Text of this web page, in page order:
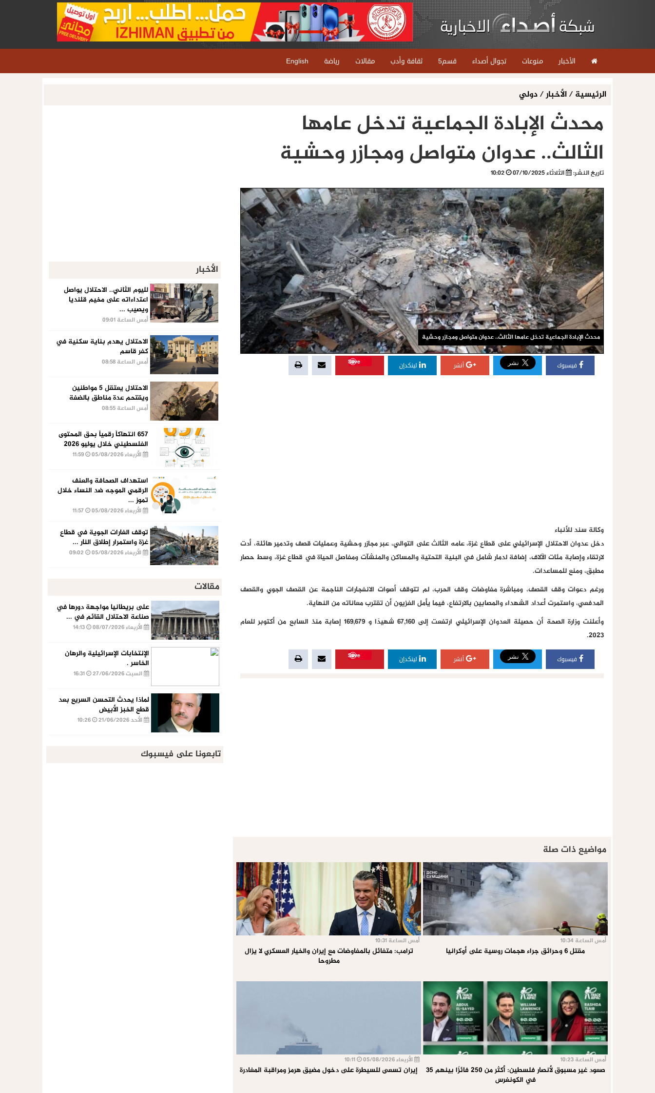
الأخبار منوعات تجوال أصداء قسم5 ثقافة وأدب مقالات رياضة English
الرئيسية/الأخبار/دولي
محدث الإبادة الجماعية تدخل عامها
الثالث.. عدوان متواصل ومجازر وحشية
تاريخ النشر: الثلاثاء 07/10/2025
محدث الإبادة الجماعية تدخل عامها الثالث.. عدوان متواصل ومجازر وحشية
فيسبوك أنشر لينكدإن
Save
وكالة سند للأنباء
دخل عدوان الاحتلال الإسرائيلي على قطاع غزة، عامه الثالث على التوالي، عبر مجازر وحشية وعمليات قصف وتدمير هائلة، أدت
لارتقاء وإصابة مئات الآلاف، إضافة لدمار شامل في البنية التحتية والمساكن والمنشآت ومفاصل الحياة في قطاع غزة، وسط حصار
مطبق، ومنع للمساعدات.
ورغم دعوات وقف القصف، ومباشرة مفاوضات وقف الحرب، لم تتوقف أصوات الانفجارات الناجمة عن القصف الجوي والقصف
المدفعي، واستمرت أعداد الشهداء والمصابين بالارتفاع، فيما يأمل الغزيون أن تقترب معاناته من النهاية.
وأعلنت وزارة الصحة أن حصيلة العدوان الإسرائيلي ارتفعت إلى 67,160 شهيدًا و 169,679 إصابة منذ السابع من أكتوبر للعام
2023.
فيسبوك أنشر لينكدإن
Save
مواضيع ذات صلة
أمس الساعة 10:34
مقتل 6 وحرائق جراء هجمات روسية على أوكرانيا
أمس الساعة 10:31
ترامب: متفائل بالمفاوضات مع إيران والخيار العسكري لا يزال
مطروحا
أمس الساعة 10:23
صعود غير مسبوق لأنصار فلسطين: أكثر من 250 فائزًا بينهم 35
في الكونغرس
الأربعاء 05/08/2026
إيران تسعى للسيطرة على دخول مضيق هرمز ومراقبة المغادرة
الأخبار
لليوم الثاني.. الاحتلال يواصل
اعتداءاته على مخيم قلنديا
ويصيب ...
أمس الساعة 09:01
الاحتلال يهدم بناية سكنية في
كفر قاسم
أمس الساعة 08:58
الاحتلال يعتقل 5 مواطنين
ويقتحم عدة مناطق بالضفة
أمس الساعة 08:55
657 انتهاكاً رقمياً بحق المحتوى
الفلسطيني خلال يوليو 2026
الأربعاء 05/08/2026
استهداف الصحافة والعنف
الرقمي الموجه ضد النساء خلال
تموز ...
الأربعاء 05/08/2026
توقف الغارات الجوية في قطاع
غزة واستمرار إطلاق النار ...
الأربعاء 05/08/2026
مقالات
على بريطانيا مواجهة دورها في
صناعة الاحتلال القائم في ...
الأربعاء 08/07/2026
الإنتخابات الإسرائيلية والرهان
الخاسر .
السبت 27/06/2026
لماذا يحدث التحسن السريع بعد
قطع الخبز الأبيض
الأحد 21/06/2026
تابعونا على فيسبوك